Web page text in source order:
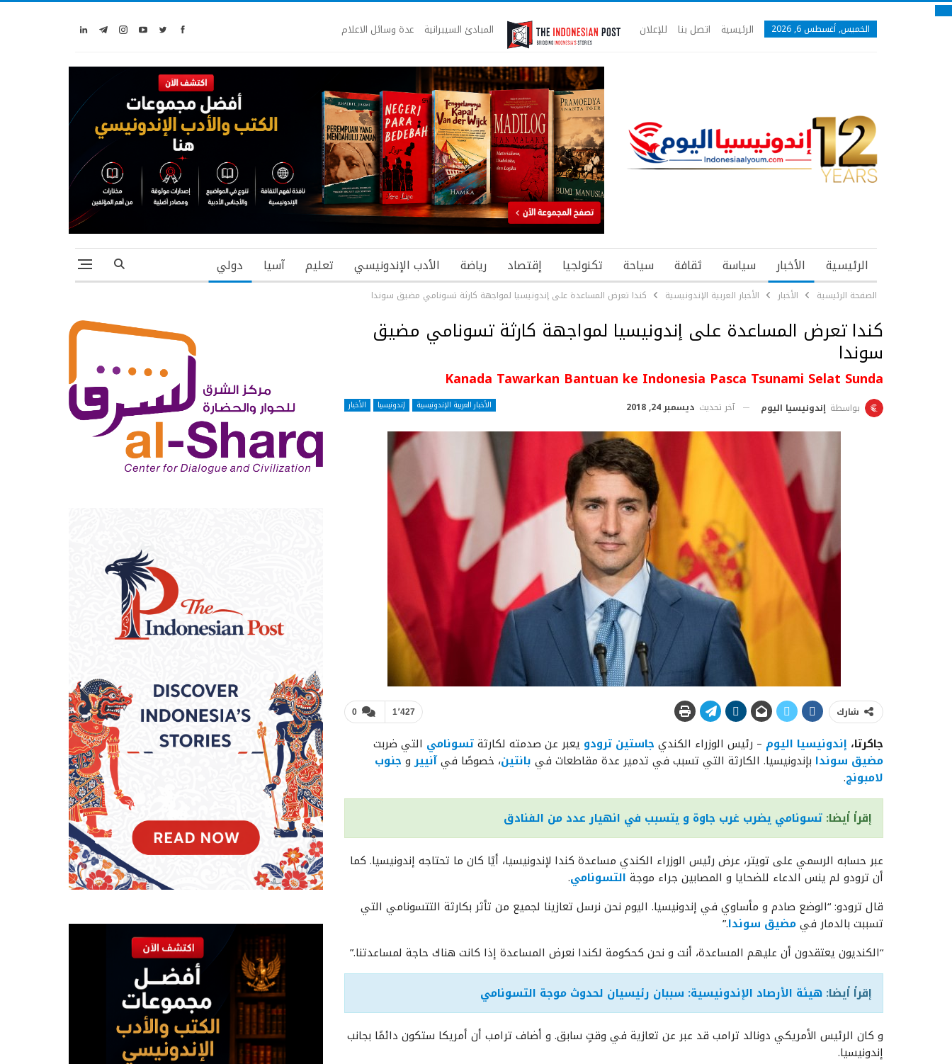
الخميس, أغسطس 6, 2026 الرئيسية اتصل بنا للإعلان المبادئ السيبرانية عدة وسائل الاعلام
الرئيسية الأخبار سياسة ثقافة سياحة تكنولجيا إقتصاد رياضة الأدب الإندونيسي تعليم آسيا دولي
الصفحة الرئيسية الأخبار الأخبار العربية الإندونيسية كندا تعرض المساعدة على إندونيسيا لمواجهة كارثة تسونامي مضيق سوندا
كندا تعرض المساعدة على إندونيسيا لمواجهة كارثة تسونامي مضيق
سوندا
Kanada Tawarkan Bantuan ke Indonesia Pasca Tsunami Selat Sunda
الأخبار العربية الإندونيسية إندونيسيا الأخبار بواسطة إندونيسيا اليوم آخر تحديث ديسمبر 24, 2018
0 1٬427 شارك
جاكرتا، إندونيسيا اليوم – رئيس الوزراء الكندي جاستين ترودو يعبر عن صدمته لكارثةتسونامي التي ضربت
مضيق سوندا بإندونيسيا. الكارثة التي تسبب في تدمير عدة مقاطعات في بانتين، خصوصًا فيآنييرو جنوب
لامبونج.
إقرأ أيضا: تسونامي يضرب غرب جاوة و يتسبب في انهيار عدد من الفنادق
عبر حسابه الرسمي على تويتر، عرض رئيس الوزراء الكندي مساعدة كندا لإندونيسيا، أيًا كان ما تحتاجه إندونيسيا. كما
أن ترودو لم ينس الدعاء للضحايا و المصابين جراء موجة التسونامي.
قال ترودو: “الوضع صادم و مأساوي في إندونيسيا. اليوم نحن نرسل تعازينا لجميع من تأثر بكارثة التتسونامي التي
تسببت بالدمار فيمضيق سوندا.”
“الكنديون يعتقدون أن عليهم المساعدة، أنت و نحن كحكومة لكندا نعرض المساعدة إذا كانت هناك حاجة لمساعدتنا.”
إقرأ أيضا: هيئة الأرصاد الإندونيسية: سببان رئيسيان لحدوث موجة التسونامي
و كان الرئيس الأمريكي دونالد ترامب قد عبر عن تعازية في وقتٍ سابق. و أضاف ترامب أن أمريكا ستكون دائمًا بجانب
إندونيسيا.